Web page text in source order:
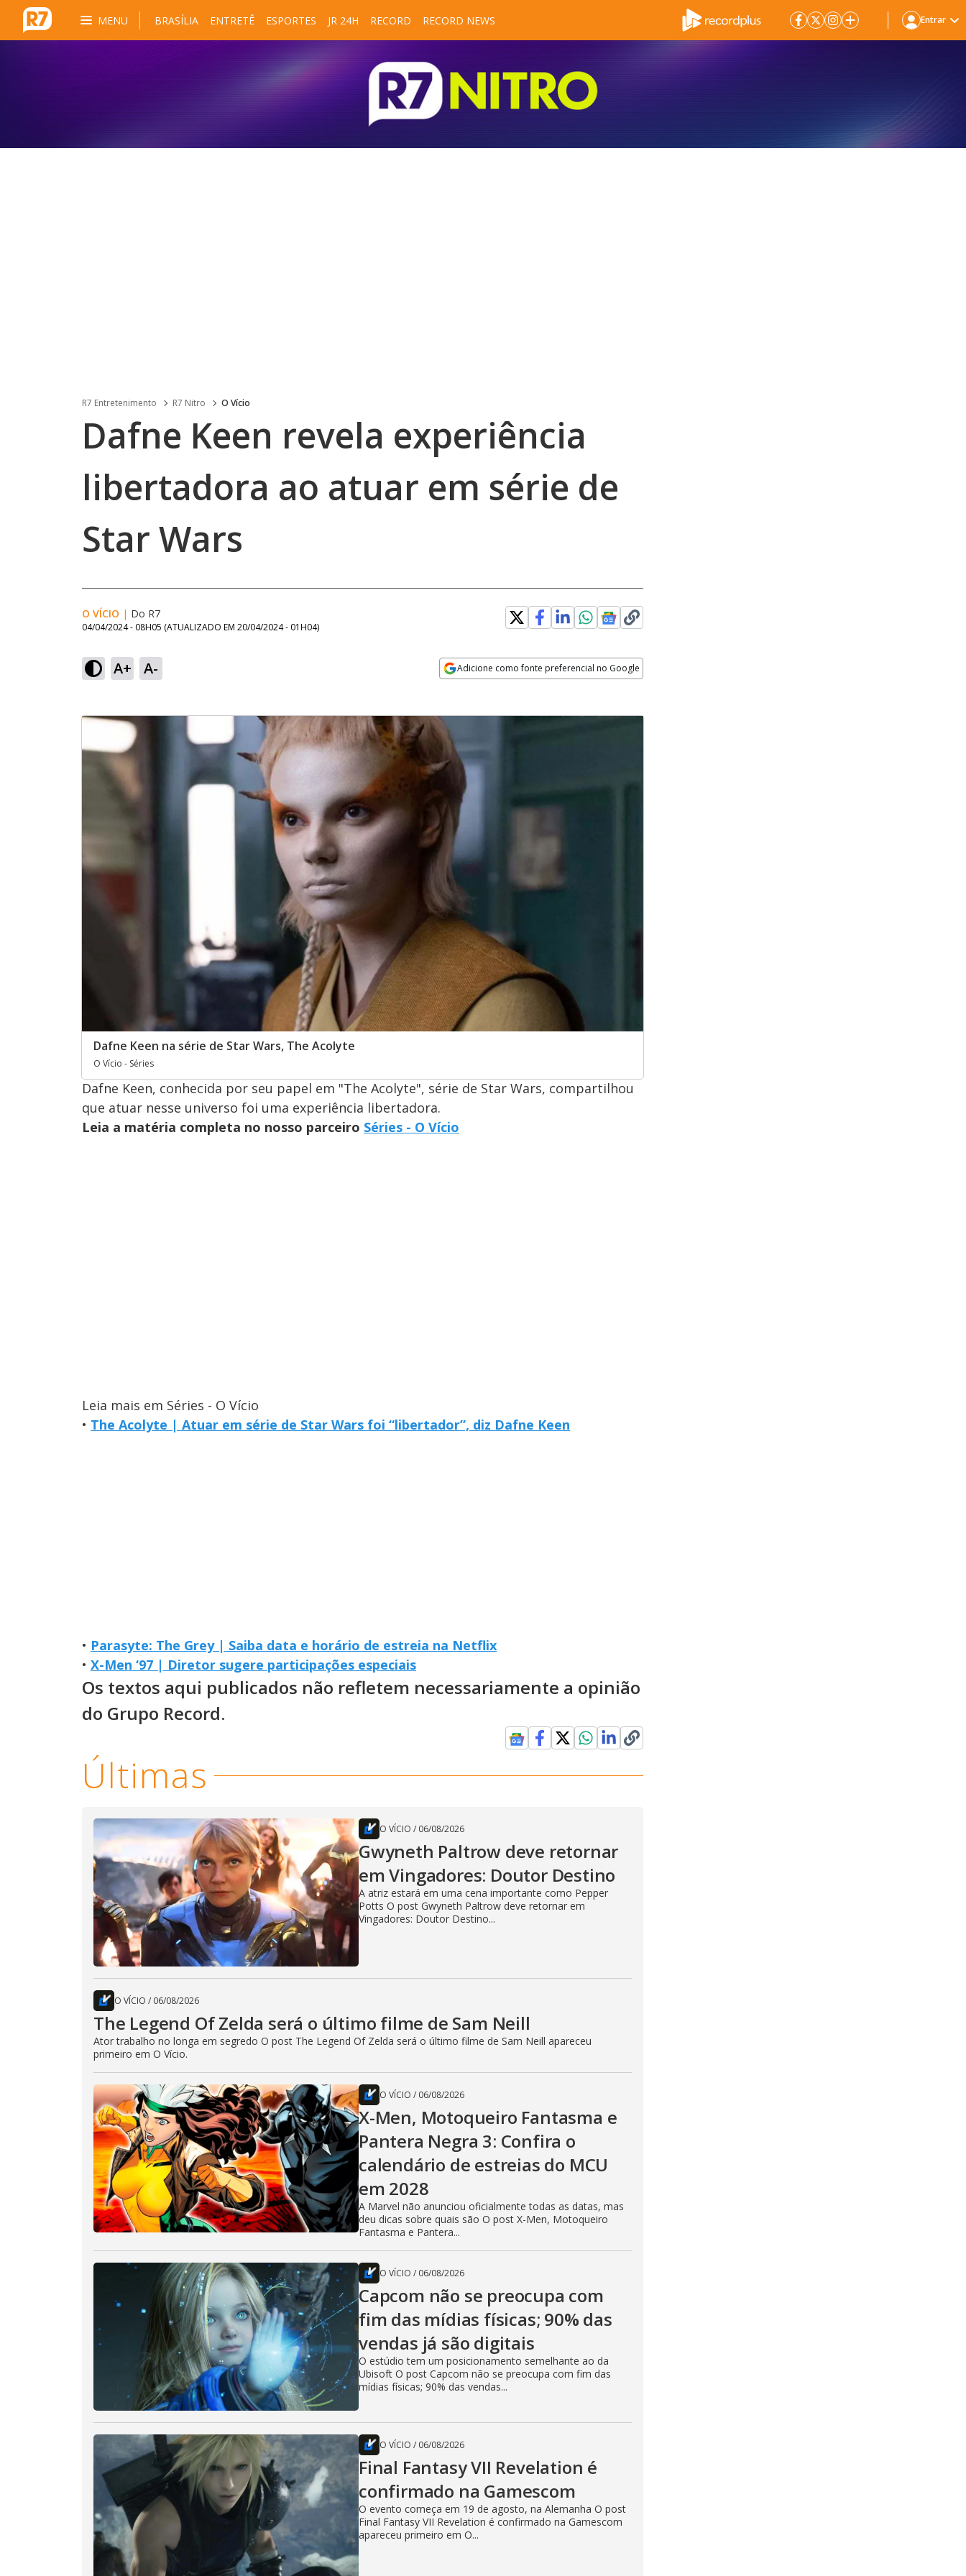
MENU BRASÍLIA ENTRETÊ ESPORTES JR 24H RECORD RECORD NEWS Entrar
R7 Entretenimento R7 Nitro O Vício
Dafne Keen revela experiência
libertadora ao atuar em série de
Star Wars
O VÍCIO | Do R7
04/04/2024 - 08H05 (ATUALIZADO EM 20/04/2024 - 01H04)
A+ A- Adicione como fonte preferencial no Google
Dafne Keen na série de Star Wars, The Acolyte
O Vício - Séries
Dafne Keen, conhecida por seu papel em "The Acolyte", série de Star Wars, compartilhou
que atuar nesse universo foi uma experiência libertadora.
Leia a matéria completa no nosso parceiro Séries - O Vício
Leia mais em Séries - O Vício
• The Acolyte | Atuar em série de Star Wars foi “libertador”, diz Dafne Keen
• Parasyte: The Grey | Saiba data e horário de estreia na Netflix
• X-Men ‘97 | Diretor sugere participações especiais
Os textos aqui publicados não refletem necessariamente a opinião
do Grupo Record.
Últimas
O VÍCIO / 06/08/2026
Gwyneth Paltrow deve retornar
em Vingadores: Doutor Destino
A atriz estará em uma cena importante como Pepper
Potts O post Gwyneth Paltrow deve retornar em
Vingadores: Doutor Destino...
O VÍCIO / 06/08/2026
The Legend Of Zelda será o último filme de Sam Neill
Ator trabalho no longa em segredo O post The Legend Of Zelda será o último filme de Sam Neill apareceu
primeiro em O Vício.
O VÍCIO / 06/08/2026
X-Men, Motoqueiro Fantasma e
Pantera Negra 3: Confira o
calendário de estreias do MCU
em 2028
A Marvel não anunciou oficialmente todas as datas, mas
deu dicas sobre quais são O post X-Men, Motoqueiro
Fantasma e Pantera...
O VÍCIO / 06/08/2026
Capcom não se preocupa com
fim das mídias físicas; 90% das
vendas já são digitais
O estúdio tem um posicionamento semelhante ao da
Ubisoft O post Capcom não se preocupa com fim das
mídias físicas; 90% das vendas...
O VÍCIO / 06/08/2026
Final Fantasy VII Revelation é
confirmado na Gamescom
O evento começa em 19 de agosto, na Alemanha O post
Final Fantasy VII Revelation é confirmado na Gamescom
apareceu primeiro em O...